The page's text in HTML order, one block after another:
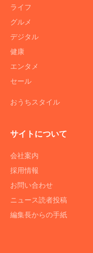
ライフ
グルメ
デジタル
健康
エンタメ
セール
おうちスタイル
サイトについて
会社案内
採用情報
お問い合わせ
ニュース読者投稿
編集長からの手紙